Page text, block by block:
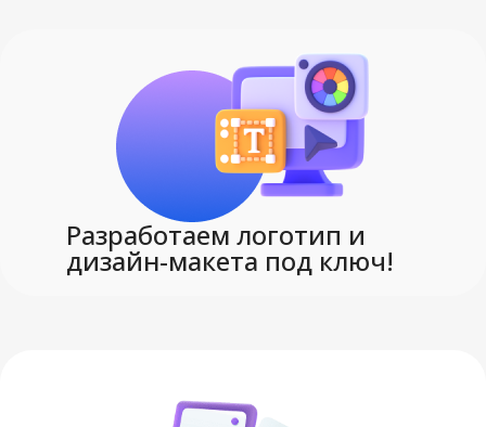
Разработаем логотип и
дизайн-макета под ключ!